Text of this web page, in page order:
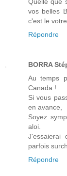
vos belles
c'est le
Répondre
BORRA
Au temps
Canada !
Si vous
en avance,
Soyez
aloi.
J'essaierai
parfois
Répondre